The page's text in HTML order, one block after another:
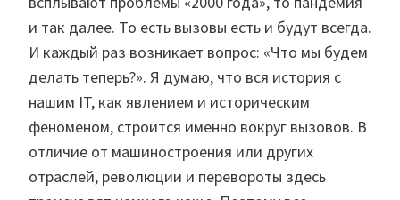
и так далее. То есть вызовы есть и будут всегда.
И каждый раз возникает вопрос: «Что мы будем
делать теперь?». Я думаю, что вся история с
нашим IT, как явлением и историческим
феноменом, строится именно вокруг вызовов. В
отличие от машиностроения или других
отраслей, революции и перевороты здесь